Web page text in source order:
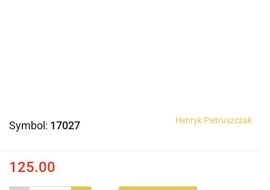
Symbol: 17027 Henryk Pietruszczak
125.00